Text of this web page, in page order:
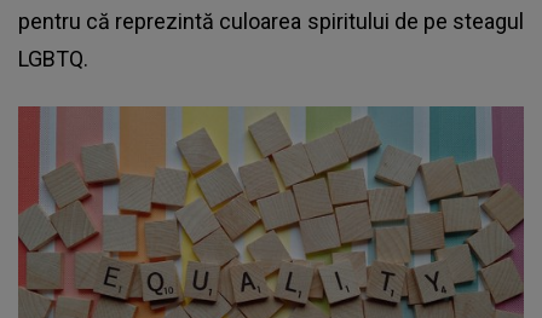
pentru că reprezintă culoarea spiritului de pe steagul
LGBTQ.